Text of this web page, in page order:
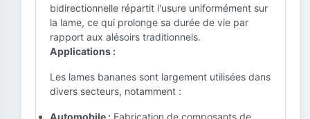
bidirectionnelle répartit l'usure uniformément sur
la lame, ce qui prolonge sa durée de vie par
rapport aux alésoirs traditionnels.
Applications :
Les lames bananes sont largement utilisées dans
divers secteurs, notamment :
Automobile : Fabrication de composants de